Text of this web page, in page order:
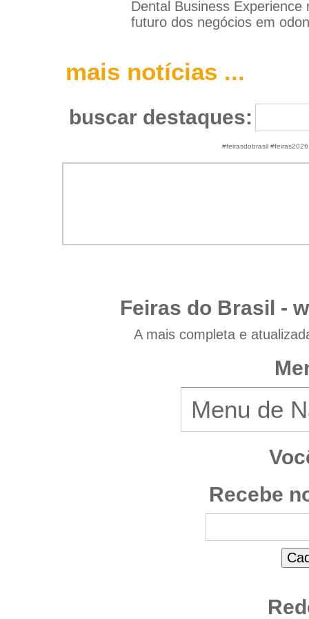
Dental Business
futuro dos negócios em
mais notícias ...
buscar destaques:
#feirasdobrasil
Feiras do Brasil -
A mais completa e
Recebe